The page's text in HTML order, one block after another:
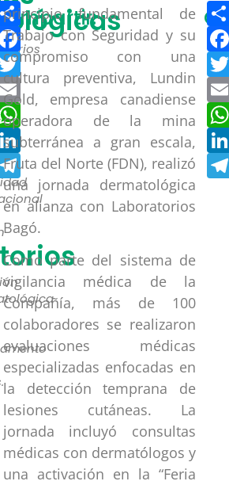
Compartir
Facebook
Twitter
Email
WhatsApp
LinkedIn
Telegram
principio fundamental de
Trabajo con Seguridad y su
compromiso con una
cultura preventiva, Lundin
Gold, empresa canadiense
operadora de la mina
subterránea a gran escala,
Fruta del Norte (FDN), realizó
una jornada dermatológica
en alianza con Laboratorios
Bagó.
Como parte del sistema de
vigilancia médica de la
Compañía, más de 100
colaboradores se realizaron
evaluaciones médicas
especializadas enfocadas en
la detección temprana de
lesiones cutáneas. La
jornada incluyó consultas
médicas con dermatólogos y
una activación en la “Feria